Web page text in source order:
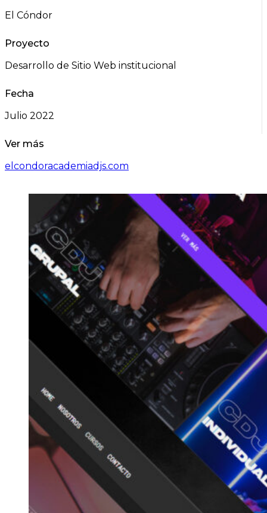
El Cóndor
Proyecto
Desarrollo de Sitio Web institucional
Fecha
Julio 2022
Ver más
elcondoracademiadjs.com